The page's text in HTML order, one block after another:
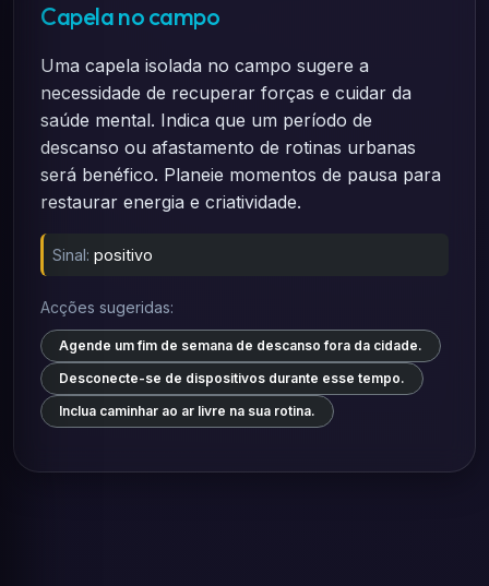
Capela no campo
Uma capela isolada no campo sugere a
necessidade de recuperar forças e cuidar da
saúde mental. Indica que um período de
descanso ou afastamento de rotinas urbanas
será benéfico. Planeie momentos de pausa para
restaurar energia e criatividade.
Sinal: positivo
Acções sugeridas:
Agende um fim de semana de descanso fora da cidade.
Desconecte-se de dispositivos durante esse tempo.
Inclua caminhar ao ar livre na sua rotina.